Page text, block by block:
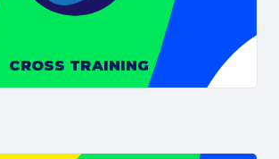
CROSS TRAINING